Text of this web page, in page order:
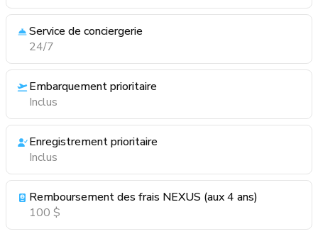
Service de conciergerie
24/7
Embarquement prioritaire
Inclus
Enregistrement prioritaire
Inclus
Remboursement des frais NEXUS (aux 4 ans)
100 $